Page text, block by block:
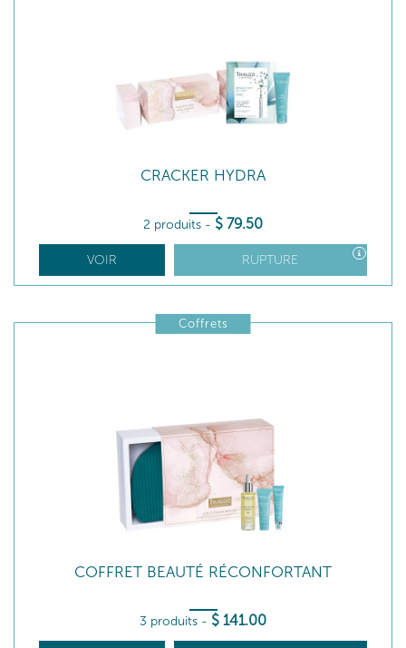
CRACKER HYDRA
2 produits - $ 79.50
VOIR RUPTURE
Coffrets
COFFRET BEAUTÉ RÉCONFORTANT
3 produits - $ 141.00